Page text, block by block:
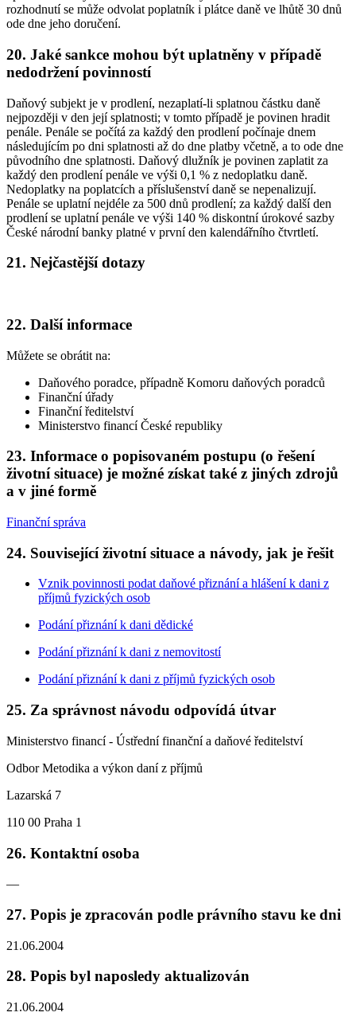
rozhodnutí se může odvolat poplatník i plátce daně ve lhůtě 30 dnů
ode dne jeho doručení.
20. Jaké sankce mohou být uplatněny v případě
nedodržení povinností
Daňový subjekt je v prodlení, nezaplatí-li splatnou částku daně
nejpozději v den její splatnosti; v tomto případě je povinen hradit
penále. Penále se počítá za každý den prodlení počínaje dnem
následujícím po dni splatnosti až do dne platby včetně, a to ode dne
původního dne splatnosti. Daňový dlužník je povinen zaplatit za
každý den prodlení penále ve výši 0,1 % z nedoplatku daně.
Nedoplatky na poplatcích a příslušenství daně se nepenalizují.
Penále se uplatní nejdéle za 500 dnů prodlení; za každý další den
prodlení se uplatní penále ve výši 140 % diskontní úrokové sazby
České národní banky platné v první den kalendářního čtvrtletí.
21. Nejčastější dotazy
22. Další informace
Můžete se obrátit na:
Daňového poradce, případně Komoru daňových poradců
Finanční úřady
Finanční ředitelství
Ministerstvo financí České republiky
23. Informace o popisovaném postupu (o řešení
životní situace) je možné získat také z jiných zdrojů
a v jiné formě
Finanční správa
24. Související životní situace a návody, jak je řešit
Vznik povinnosti podat daňové přiznání a hlášení k dani z
příjmů fyzických osob
Podání přiznání k dani dědické
Podání přiznání k dani z nemovitostí
Podání přiznání k dani z příjmů fyzických osob
25. Za správnost návodu odpovídá útvar
Ministerstvo financí - Ústřední finanční a daňové ředitelství
Odbor Metodika a výkon daní z příjmů
Lazarská 7
110 00 Praha 1
26. Kontaktní osoba
—
27. Popis je zpracován podle právního stavu ke dni
21.06.2004
28. Popis byl naposledy aktualizován
21.06.2004